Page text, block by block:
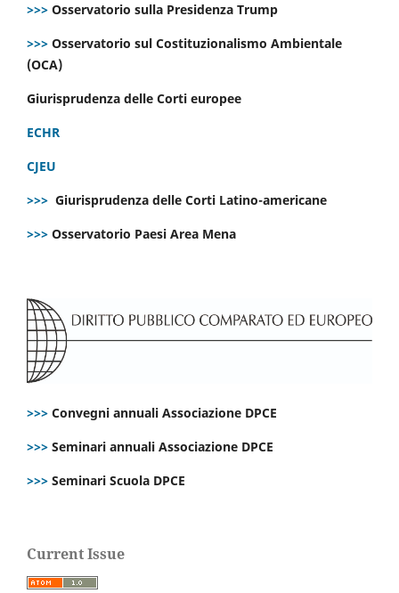
>>> Osservatorio sulla Presidenza Trump
>>> Osservatorio sul Costituzionalismo Ambientale
(OCA)
Giurisprudenza delle Corti europee
ECHR
CJEU
>>> Giurisprudenza delle Corti Latino-americane
>>> Osservatorio Paesi Area Mena
>>> Convegni annuali Associazione DPCE
>>> Seminari annuali Associazione DPCE
>>> Seminari Scuola DPCE
Current Issue